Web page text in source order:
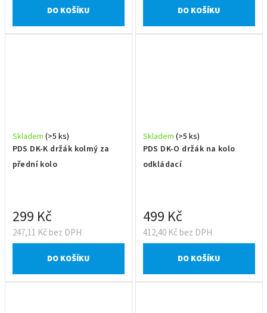
DO KOŠÍKU DO KOŠÍKU
PDS DK-K držák kolmý za
přední kolo
Skladem (>5 ks)
247,11 Kč bez DPH
299 Kč
DO KOŠÍKU
PDS DK-O držák na kolo
odkládací
Skladem (>5 ks)
412,40 Kč bez DPH
499 Kč
DO KOŠÍKU